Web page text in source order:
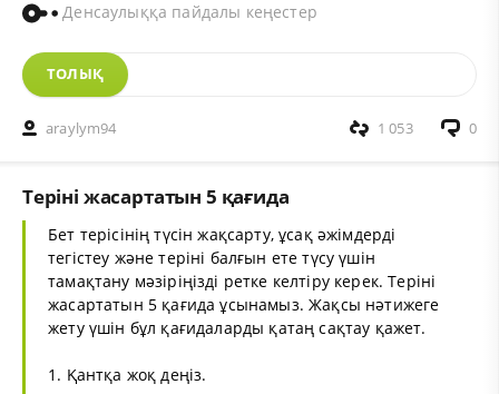
Денсаулыққа пайдалы кеңестер
ТОЛЫҚ
araylym94 0
1 053
Теріні жасартатын 5 қағида
Бет терісінің түсін жақсарту, ұсақ әжімдерді
тегістеу және теріні балғын ете түсу үшін
тамақтану мәзіріңізді ретке келтіру керек. Теріні
жасартатын 5 қағида ұсынамыз. Жақсы нәтижеге
жету үшін бұл қағидаларды қатаң сақтау қажет.
1. Қантқа жоқ деңіз.